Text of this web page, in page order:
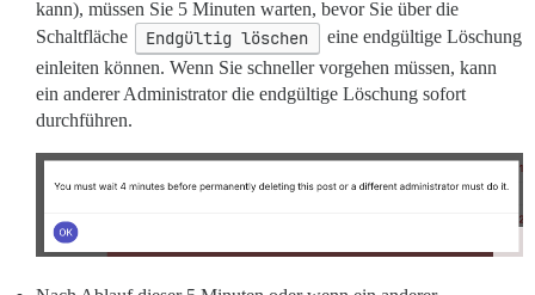
kann), müssen Sie 5 Minuten warten, bevor Sie über die
Schaltfläche
Endgültig löschen
eine endgültige Löschung
einleiten können. Wenn Sie schneller vorgehen müssen, kann
ein anderer Administrator die endgültige Löschung sofort
durchführen.